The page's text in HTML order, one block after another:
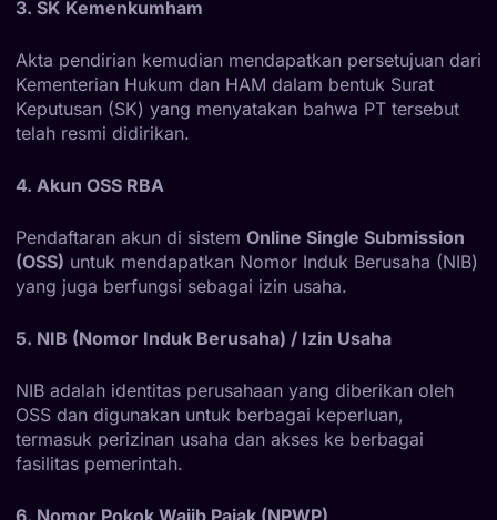
3. SK Kemenkumham
Akta pendirian kemudian mendapatkan persetujuan dari
Kementerian Hukum dan HAM dalam bentuk Surat
Keputusan (SK) yang menyatakan bahwa PT tersebut
telah resmi didirikan.
4. Akun OSS RBA
Pendaftaran akun di sistem Online Single Submission
(OSS) untuk mendapatkan Nomor Induk Berusaha (NIB)
yang juga berfungsi sebagai izin usaha.
5. NIB (Nomor Induk Berusaha) / Izin Usaha
NIB adalah identitas perusahaan yang diberikan oleh
OSS dan digunakan untuk berbagai keperluan,
termasuk perizinan usaha dan akses ke berbagai
fasilitas pemerintah.
6. Nomor Pokok Wajib Pajak (NPWP)